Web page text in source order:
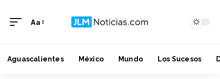
Aa
Aguascalientes México Mundo Los Sucesos